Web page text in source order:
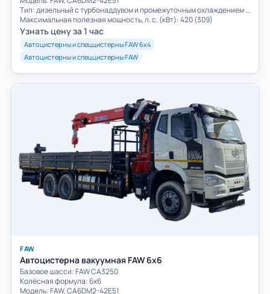
Тип: дизельный с турбонаддувом и промежуточным охлаждением воздуха
Максимальная полезная мощность, л. с. (кВт): 420 (309)
Узнать цену за 1 час
Автоцистерны и спеццистерны FAW 6х4
Автоцистерны и спеццистерны FAW
FAW
Автоцистерна вакуумная FAW 6х6
Базовое шасси: FAW СА3250
Колёсная формула: 6х6
Модель: FAW, CA6DM2-42E51